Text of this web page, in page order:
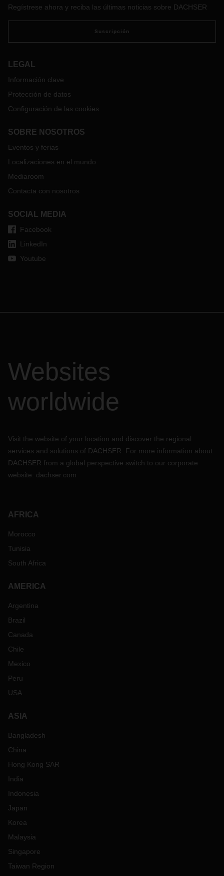
Regístrese ahora y reciba las últimas noticias sobre DACHSER
Suscripción
LEGAL
Información clave
Protección de datos
Configuración de las cookies
SOBRE NOSOTROS
Eventos y ferias
Localizaciones en el mundo
Mediaroom
Contacta con nosotros
SOCIAL MEDIA
Facebook
LinkedIn
Youtube
Websites
worldwide
Visit the website of your location and discover the regional
services and solutions of DACHSER. For more information about
DACHSER from a global perspective switch to our corporate
website: dachser.com
AFRICA
Morocco
Tunisia
South Africa
AMERICA
Argentina
Brazil
Canada
Chile
Mexico
Peru
USA
ASIA
Bangladesh
China
Hong Kong SAR
India
Indonesia
Japan
Korea
Malaysia
Singapore
Taiwan Region